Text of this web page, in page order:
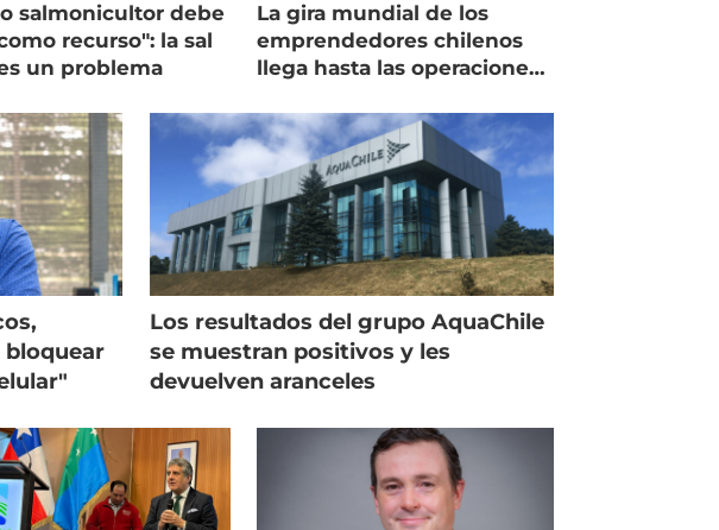
salmonicultor debe
recurso": la sal
un problema
La gira mundial de los
emprendedores chilenos
llega hasta las operaciones
bloquear
Los resultados del grupo AquaChile
se muestran positivos y les
devuelven aranceles